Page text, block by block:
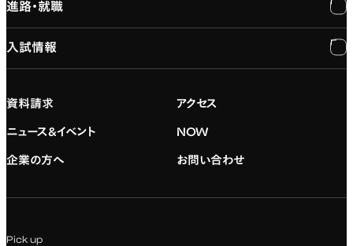
大学概要と組織図
建学の精神
デジタルハリウッド校友会
専門：3DCG・VFX
専門：ゲーム・プログラミング
専門：グラフィックデザイン
キャンパスライフ
施設紹介
進路・就職
進路・就職
就職実績
入試情報
アドミッション・ポリシー
資料請求 アクセス
ニュース&イベント NOW
企業の方へ お問い合わせ
Pick up